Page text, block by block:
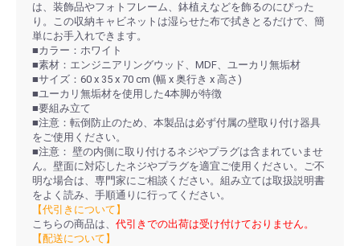
は、装飾品やフォトフレーム、鉢植えなどを飾るのにぴった
り。この収納キャビネットは湿らせた布で拭きとるだけで、簡
単にお手入れできます。
■カラー：ホワイト
■素材：エンジニアリングウッド、MDF、ユーカリ無垢材
■サイズ：60 x 35 x 70 cm (幅 x 奥行き x 高さ)
■ユーカリ無垢材を使用した4本脚が特徴
■要組み立て
■注意：転倒防止のため、本製品は必ず付属の壁取り付け器具
をご使用ください。
■注意： 壁の内側に取り付けるネジやプラグは含まれていませ
ん。壁面に対応したネジやプラグを適宜ご使用ください。ご不
明な場合は、専門家にご相談ください。組み立ては取扱説明書
をよく読み、手順通りに行ってください。
【代引きについて】
こちらの商品は、 代引きでの出荷は受け付けておりません。
【配送について】